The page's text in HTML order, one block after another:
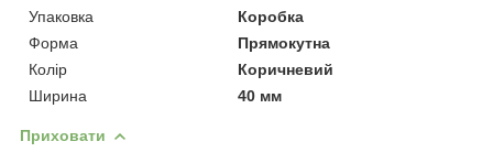
Упаковка
Коробка
Форма
Прямокутна
Колір
Коричневий
Ширина
40 мм
Приховати